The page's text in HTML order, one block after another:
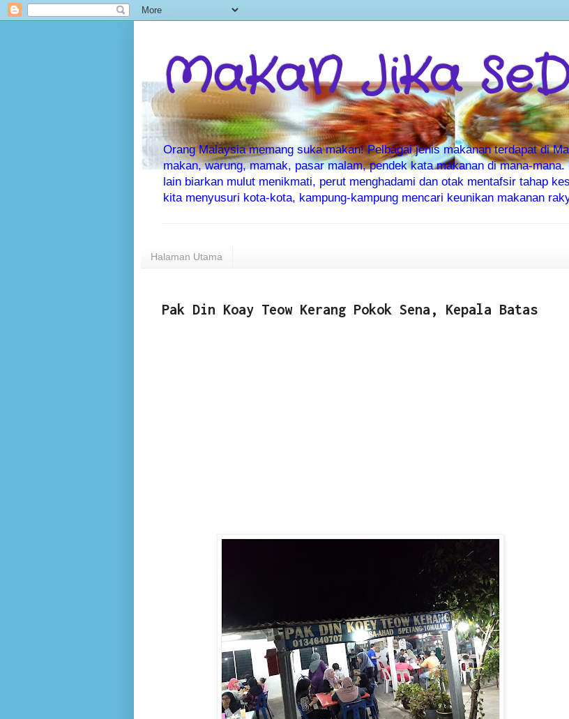
MaKaN JiKa
Orang Malaysia memang suka makan! Pelbagai jenis makanan terdapat di
makan, warung, mamak, pasar malam, pendek kata makanan di mana-
lain biarkan mulut menikmati, perut menghadami dan otak mentafsir tahap
kita menyusuri kota-kota, kampung-kampung mencari keunikan makanan
Halaman Utama
Pak Din Koay Teow Kerang Pokok Sena, Kepala Batas